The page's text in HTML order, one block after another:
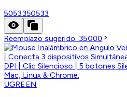
5053350533
Reemplazo sugerido: 35000
UGREEN